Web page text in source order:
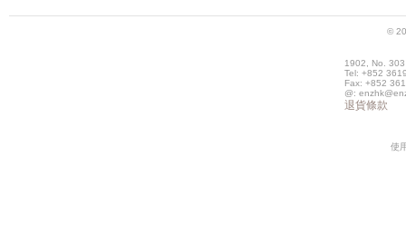
©
1902, No.
Tel: +852
Fax: +852
@:
退貨條款
使